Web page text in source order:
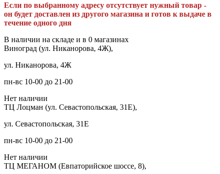
Если по выбранному адресу отсутствует нужный товар -
он будет доставлен из другого магазина и готов к выдаче в
течение одного дня
В наличии на складе и в 0 магазинах
Виноград (ул. Никанорова, 4Ж),
ул. Никанорова, 4Ж
пн-вс 10-00 до 21-00
Нет наличии
ТЦ Лоцман (ул. Севастопольская, 31Е),
ул. Севастопольская, 31Е
пн-вс 10-00 до 21-00
Нет наличии
ТЦ МЕГАНОМ (Евпаторийское шоссе, 8),